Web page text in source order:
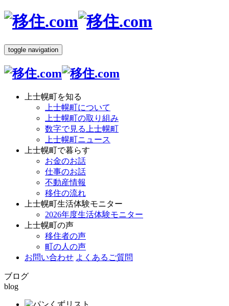
toggle navigation
上士幌町を知る
上士幌町について
上士幌町の取り組み
数字で見る上士幌町
上士幌町ニュース
上士幌町で暮らす
お金のお話
仕事のお話
不動産情報
移住の流れ
上士幌町生活体験モニター
2026年度生活体験モニター
上士幌町の声
移住者の声
町の人の声
お問い合わせ よくあるご質問
ブログ
blog